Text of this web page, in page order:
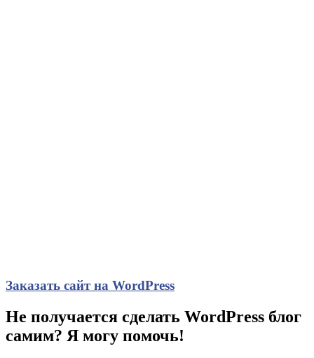
Заказать сайт на WordPress
Не получается сделать WordPress блог
самим? Я могу помочь!